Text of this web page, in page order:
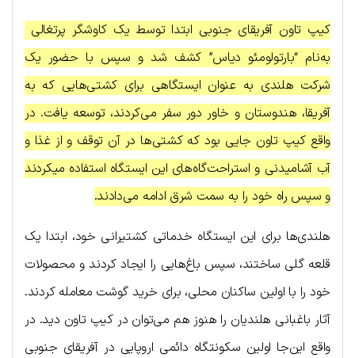
کیپ تاون آفریقای جنوبی ابتدا توسط یک کاوشگر پرتغالی
به‌نام “بارتولومئو دیاس” کشف شد و سپس با حضور یک
شرکت هلندی به عنوان ایستگاهی برای کشتی‌هایی که به
آفریقا، هندوستان و خاور دور سفر می‌کردند، توسعه یافت. در
واقع کیپ تاون جایی بود که کشتی‌ها در آن توقف و از غذا و
آب آشامیدنی و استراحت‌گاه‌های این ایستگاه استفاده میکردند
و سپس راه خود را به سمت شرق ادامه می‌دادند.
هلندی‌ها برای این ایستگاه خدماتی کشتیرانی خود، ابتدا یک
قلعه گلی ساختند، سپس باغ‌هایی را ایجاد کردند و محصولات
خود را با اولین ساکنان محلی، برای خرید گوشت معامله کردند.
آثار باغبانی هلندیان را هنوز هم می‌توان در کیپ تاون دید. در
واقع این‌جا اولین سکونتگاه دائمی اروپایی در آفریقای جنوبی